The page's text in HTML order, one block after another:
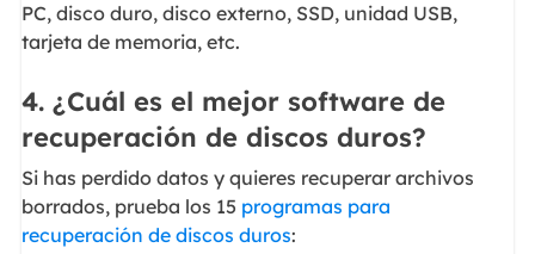
PC, disco duro, disco externo, SSD, unidad USB,
tarjeta de memoria, etc.
4. ¿Cuál es el mejor software de
recuperación de discos duros?
Si has perdido datos y quieres recuperar archivos
borrados, prueba los 15 programas para
recuperación de discos duros: